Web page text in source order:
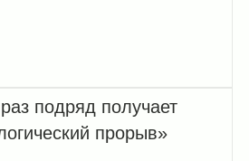
подряд получает
прорыв»